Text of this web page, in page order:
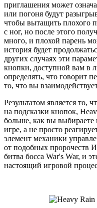
приглашения может
или погоня будут
чтобы вытащить плохого
с ног, но после этого
много, и плохой парень
история будет
других случаях эти
кнопки, доступной вам в
определять, что говорит
то, что вы
Результатом является то,
на подсказки кнопок,
больше, как вы выбираете
игре, а не просто
элемент механики
от подобных пророчеств
битва босса War's War, и
настоящий игровой